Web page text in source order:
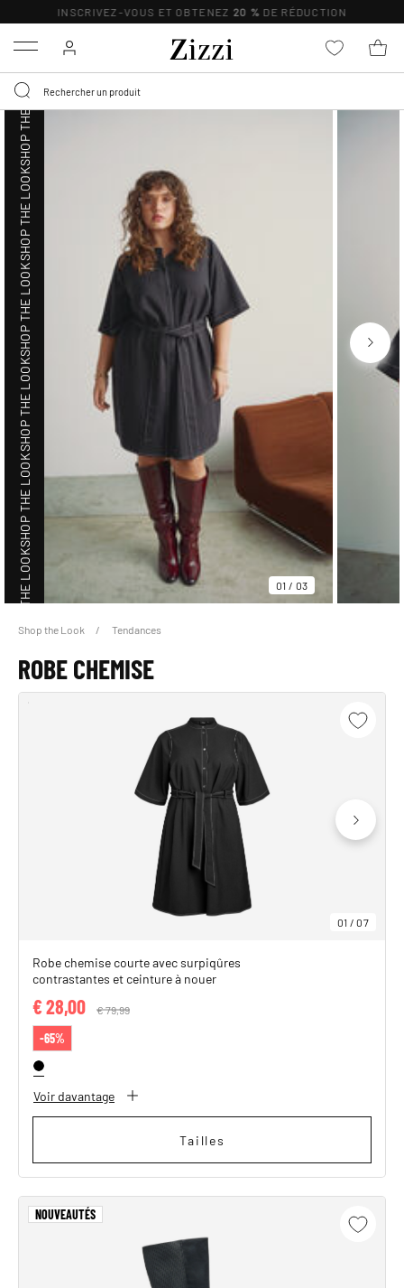
INSCRIVEZ-VOUS ET OBTENEZ 20 % DE RÉDUCTION
Menu
01 / 03
SHOP THE LOOK
SHOP THE LOOK
SHOP THE LOOK
SHOP THE LOOK
SHOP THE LOOK
SHOP THE LOOK
SHOP THE LOOK
SHOP THE LOOK
Shop the Look Tendances
ROBE CHEMISE
01 /07
Robe chemise courte avec surpiqûres
contrastantes et ceinture à nouer
Price reduced from
€ 79,99
€ 28,00
-65%
Voir davantage
Tailles
NOUVEAUTÉS